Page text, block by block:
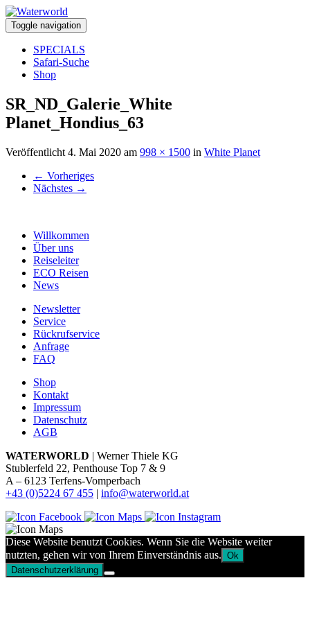
Toggle navigation
SPECIALS
Safari-Suche
Shop
SR_ND_Galerie_White
Planet_Hondius_63
Veröffentlicht 4. Mai 2020 am 998 × 1500 in White Planet
← Vorheriges
Nächstes →
Willkommen
Über uns
Reiseleiter
ECO Reisen
News
Newsletter
Service
Rückrufservice
Anfrage
FAQ
Shop
Kontakt
Impressum
Datenschutz
AGB
WATERWORLD | Werner Thiele KG
Stublerfeld 22, Penthouse Top 7 & 9
A – 6123 Terfens-Vomperbach
+43 (0)5224 67 455 | info@waterworld.at
Diese Website benutzt Cookies. Wenn Sie die Website weiter
nutzten, gehen wir von Ihrem Einverständnis aus. Ok
Datenschutzerklärung